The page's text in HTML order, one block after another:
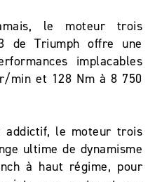
le moteur trois
de Triumph offre une
implacables
min et 128 Nm à 8 750
addictif, le moteur trois
ultime de dynamisme
à haut régime, pour